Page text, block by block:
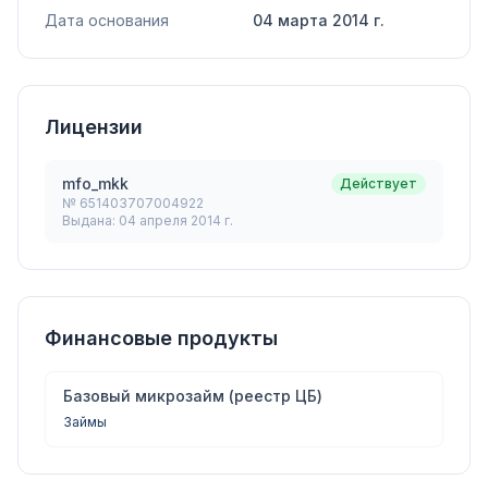
Дата основания
04 марта 2014 г.
Лицензии
mfo_mkk
№ 651403707004922
Выдана: 04 апреля 2014 г.
Действует
Финансовые продукты
Базовый микрозайм (реестр ЦБ)
Займы